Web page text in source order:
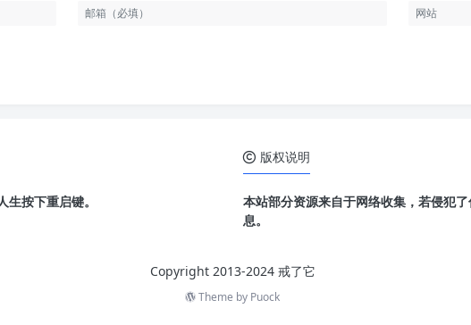
按下重启键。
版权说明
本站部分资源来自于网络收集，若侵犯
息。
Copyright 2013-2024 戒了它
Theme by Puock